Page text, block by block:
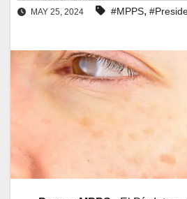
MAY 25, 2024 #MPPS,